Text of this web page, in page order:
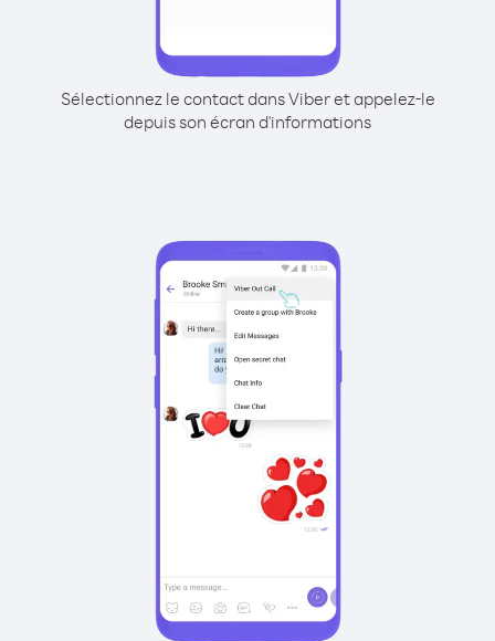
Sélectionnez le contact dans Viber et appelez-le
depuis son écran d'informations